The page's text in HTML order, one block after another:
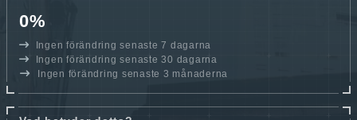
0%
Ingen förändring senaste 7 dagarna
Ingen förändring senaste 30 dagarna
Ingen förändring senaste 3 månaderna